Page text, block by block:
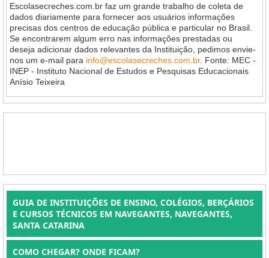
Escolasecreches.com.br faz um grande trabalho de coleta de
dados diariamente para fornecer aos usuários informações
precisas dos centros de educação pública e particular no Brasil.
Se encontrarem algum erro nas informações prestadas ou
deseja adicionar dados relevantes da Instituição, pedimos envie-
nos um e-mail para info@escolasecreches.com.br. Fonte: MEC -
INEP - Instituto Nacional de Estudos e Pesquisas Educacionais
Anísio Teixeira
GUIA DE INSTITUIÇÕES DE ENSINO, COLÉGIOS, BERÇÁRIOS
E CURSOS TÉCNICOS EM NAVEGANTES, NAVEGANTES,
SANTA CATARINA
COMO CHEGAR? ONDE FICAM?